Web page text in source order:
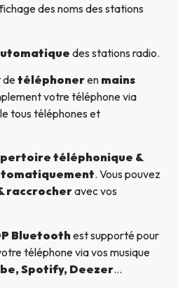
des noms des stations
des stations radio.
detéléphoneren mains
votre téléphone via
tous téléphones et
téléphonique &
. Vous pouvez
raccrocheravec vos
Bluetoothest supporté pour
téléphone via vos musique
Spotify, Deezer…